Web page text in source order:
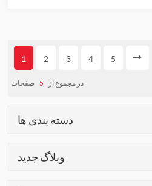
1 2 3 4 5
در مجموع از 5 صفحات
دسته بندی ها
وبلاگ جدید